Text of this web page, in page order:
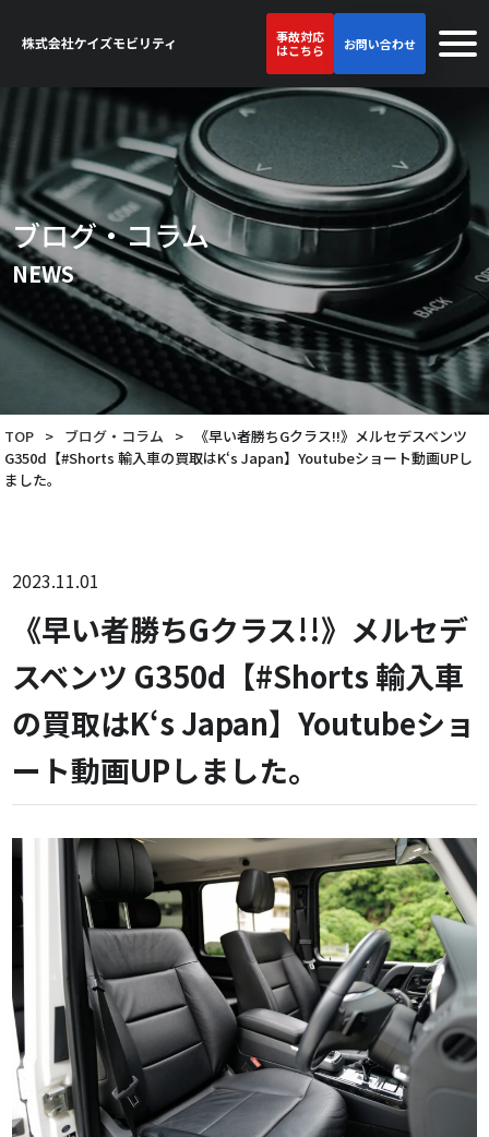
事故対応
はこちら
お問い合わせ
ブログ・コラム
NEWS
TOP > ブログ・コラム >
《早い者勝ちGクラス!!》メルセデスベンツ
G350d【#Shorts 輸入車の買取はK‘s Japan】Youtubeショート動画UPし
ました。
2023.11.01
《早い者勝ちGクラス!!》メルセデ
スベンツ G350d【#Shorts 輸入車
の買取はK‘s Japan】Youtubeショ
ート動画UPしました。